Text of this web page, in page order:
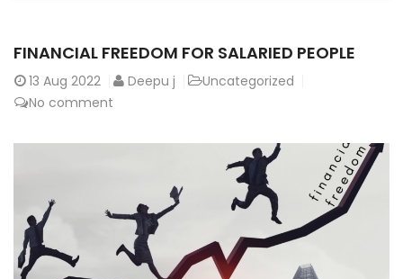
FINANCIAL FREEDOM FOR SALARIED PEOPLE
13 Aug 2022 Deepu j
Uncategorized
No comment